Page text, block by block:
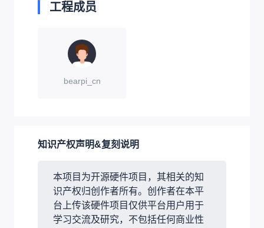
工程成员
bearpi_cn
知识产权声明&复刻说明
本项目为开源硬件项目，其相关的知
识产权归创作者所有。创作者在本平
台上传该硬件项目仅供平台用户用于
学习交流及研究，不包括任何商业性